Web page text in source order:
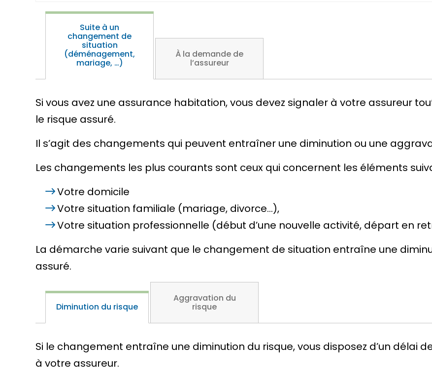
Suite à un
changement de
situation
(déménagement,
mariage, …)
À la demande de
l’assureur
Si vous avez une assurance habitation, vous devez signaler à votre assureur
le risque assuré.
Il s’agit des changements qui peuvent entraîner une diminution ou une
Les changements les plus courants sont ceux qui concernent les éléments
Votre domicile
Votre situation familiale (mariage, divorce…),
Votre situation professionnelle (début d’une nouvelle activité, départ en
La démarche varie suivant que le changement de situation entraîne une
assuré.
Diminution du risque
Aggravation du
risque
Si le changement entraîne une diminution du risque, vous disposez d’un délai
à votre assureur.